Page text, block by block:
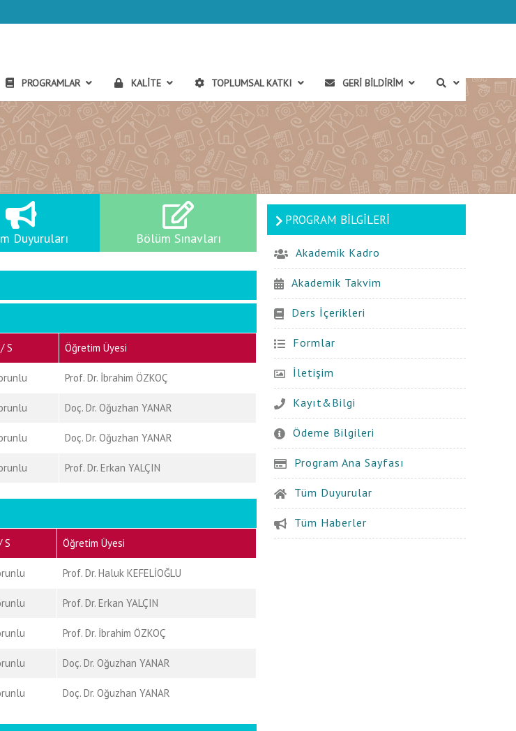
PROGRAMLAR KALITE TOPLUMSAL KATKI GERI BILDIRIM
Duyuruları Bölüm Sınavları
S Öğretim Üyesi
Prof. Dr. İbrahim ÖZKOÇ
Doç. Dr. Oğuzhan YANAR
Doç. Dr. Oğuzhan YANAR
Prof. Dr. Erkan YALÇIN
S Öğretim Üyesi
Prof. Dr. Haluk KEFELİOĞLU
Prof. Dr. Erkan YALÇIN
Prof. Dr. İbrahim ÖZKOÇ
Doç. Dr. Oğuzhan YANAR
Doç. Dr. Oğuzhan YANAR
PROGRAM BILGILERI
Akademik Kadro
Akademik Takvim
Ders İçerikleri
Formlar
İletişim
Kayıt&Bilgi
Ödeme Bilgileri
Program Ana Sayfası
Tüm Duyurular
Tüm Haberler